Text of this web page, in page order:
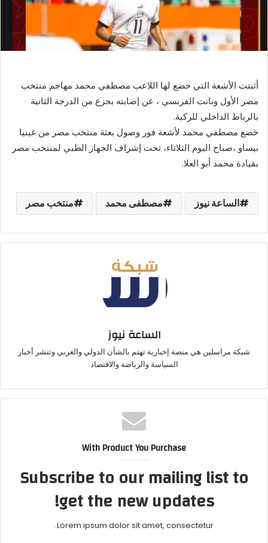
أثبتت الأشعة التي خضع لها اللاعب مصطفي محمد مهاجم منتخب
مصر الأول ونانت الفرنسي ، عن إصابته بجزع من الدرجة الثانية
بالرباط الداخلي للركبة.
خضع مصطفي محمد لأشعة فور وصول بعثة منتخب مصر من غينيا
بيساو ،صباح اليوم الثلاثاء، تحت إشراف الجهاز الطبي لمنتخب مصر
بقيادة محمد أبو العلا.
الساعة نيوز مصطفى محمد منتخب مصر
الساعة نيوز
شبكة مراسلين هي منصة إخبارية تهتم بالشأن الدولي والعربي وتنشر أخبار
السياسة والرياضة والاقتصاد
With Product You Purchase
Subscribe to our mailing list to
get the new updates!
Lorem ipsum dolor sit amet, consectetur.